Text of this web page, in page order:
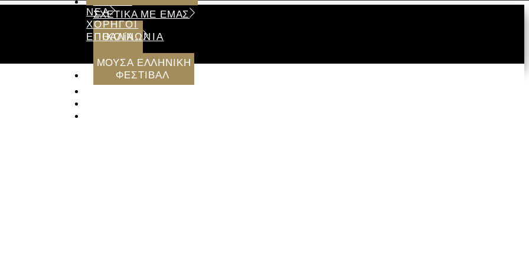
ΣΧΕΤΙΚΑ ΜΕ ΕΜΑΣ
ΘΑΛίΑ
ΜΟΥΣΑ ΕΛΛΗΝΙΚΗ
ΦΕΣΤΙΒΑΛ
ΝΕΑ
ΧΟΡΗΓΟΙ
ΕΠΙΚΟΙΝΩΝΙΑ